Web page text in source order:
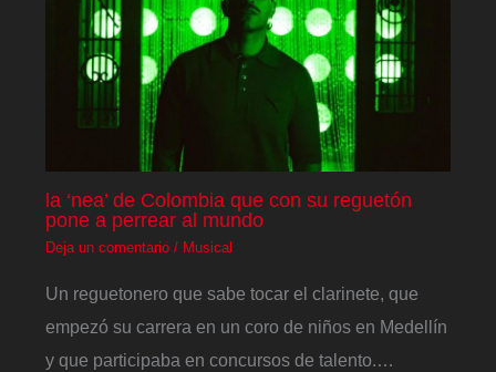
la ‘nea’ de Colombia que con su reguetón
pone a perrear al mundo
Deja un comentario / Musical
Un reguetonero que sabe tocar el clarinete, que
empezó su carrera en un coro de niños en Medellín
y que participaba en concursos de talento.…